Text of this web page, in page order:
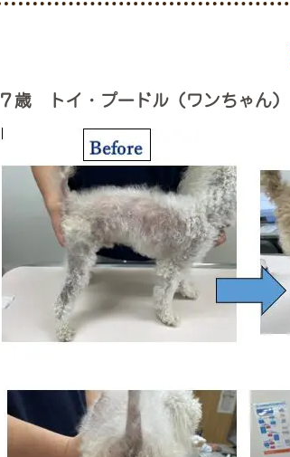
７歳 トイ・プードル（ワンちゃん）